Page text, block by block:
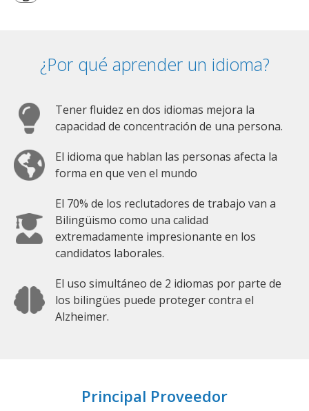
¿Por qué aprender un idioma?
Tener fluidez en dos idiomas mejora la
capacidad de concentración de una persona.
El idioma que hablan las personas afecta la
forma en que ven el mundo
El 70% de los reclutadores de trabajo van a
Bilingüismo como una calidad
extremadamente impresionante en los
candidatos laborales.
El uso simultáneo de 2 idiomas por parte de
los bilingües puede proteger contra el
Alzheimer.
Principal Proveedor